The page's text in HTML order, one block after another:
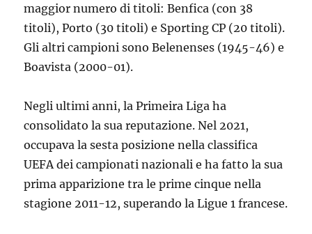
maggior numero di titoli: Benfica (con 38
titoli), Porto (30 titoli) e Sporting CP (20 titoli).
Gli altri campioni sono Belenenses (1945-46) e
Boavista (2000-01).
Negli ultimi anni, la Primeira Liga ha
consolidato la sua reputazione. Nel 2021,
occupava la sesta posizione nella classifica
UEFA dei campionati nazionali e ha fatto la sua
prima apparizione tra le prime cinque nella
stagione 2011-12, superando la Ligue 1 francese.